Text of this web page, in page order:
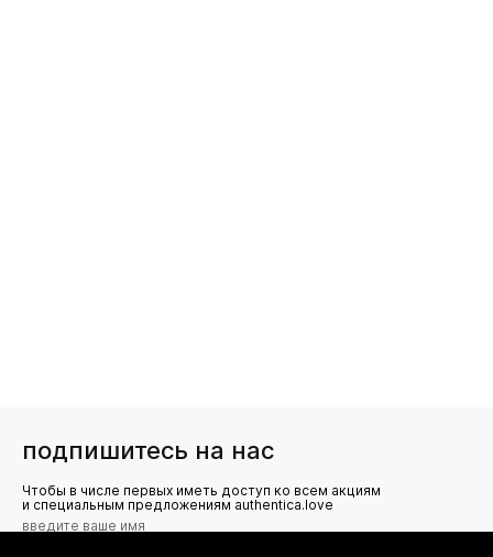
подпишитесь на нас
Чтобы в числе первых иметь доступ ко всем акциям
и специальным предложениям authentica.love